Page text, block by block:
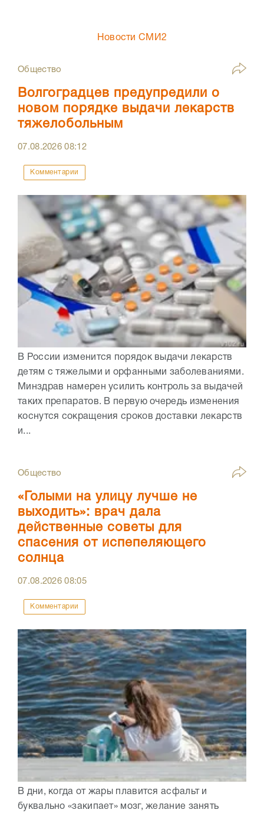
Новости СМИ2
Общество
Волгоградцев предупредили о
новом порядке выдачи лекарств
тяжелобольным
07.08.202608:12
Комментарии
В России изменится порядок выдачи лекарств
детям с тяжелыми и орфанными заболеваниями.
Минздрав намерен усилить контроль за выдачей
таких препаратов. В первую очередь изменения
коснутся сокращения сроков доставки лекарств
и...
Общество
«Голыми на улицу лучше не
выходить»: врач дала
действенные советы для
спасения от испепеляющего
солнца
07.08.202608:05
Комментарии
В дни, когда от жары плавится асфальт и
буквально «закипает» мозг, желание занять